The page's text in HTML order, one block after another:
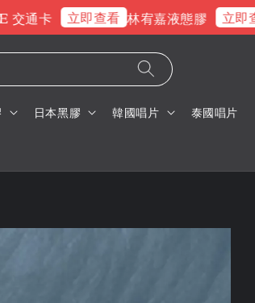
卡 立即查看 林宥嘉液態膠 立即查看
日本黑膠 韓國唱片 泰國唱片